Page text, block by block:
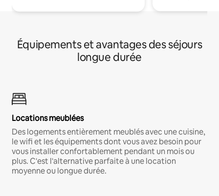
Équipements et avantages des séjours
longue durée
Locations meublées
Des logements entièrement meublés avec une cuisine,
le wifi et les équipements dont vous avez besoin pour
vous installer confortablement pendant un mois ou
plus. C'est l'alternative parfaite à une location
moyenne ou longue durée.